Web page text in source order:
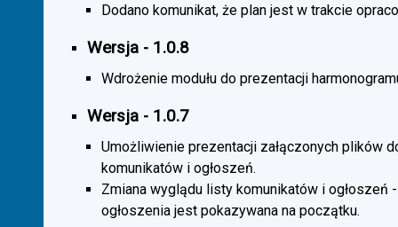
Dodano komunikat, że plan jest w trakcie
Wersja - 1.0.8
Wdrożenie modułu do prezentacji
Wersja - 1.0.7
Umożliwienie prezentacji załączonych plików
komunikatów i ogłoszeń.
Zmiana wyglądu listy komunikatów i ogłoszeń
ogłoszenia jest pokazywana na początku.